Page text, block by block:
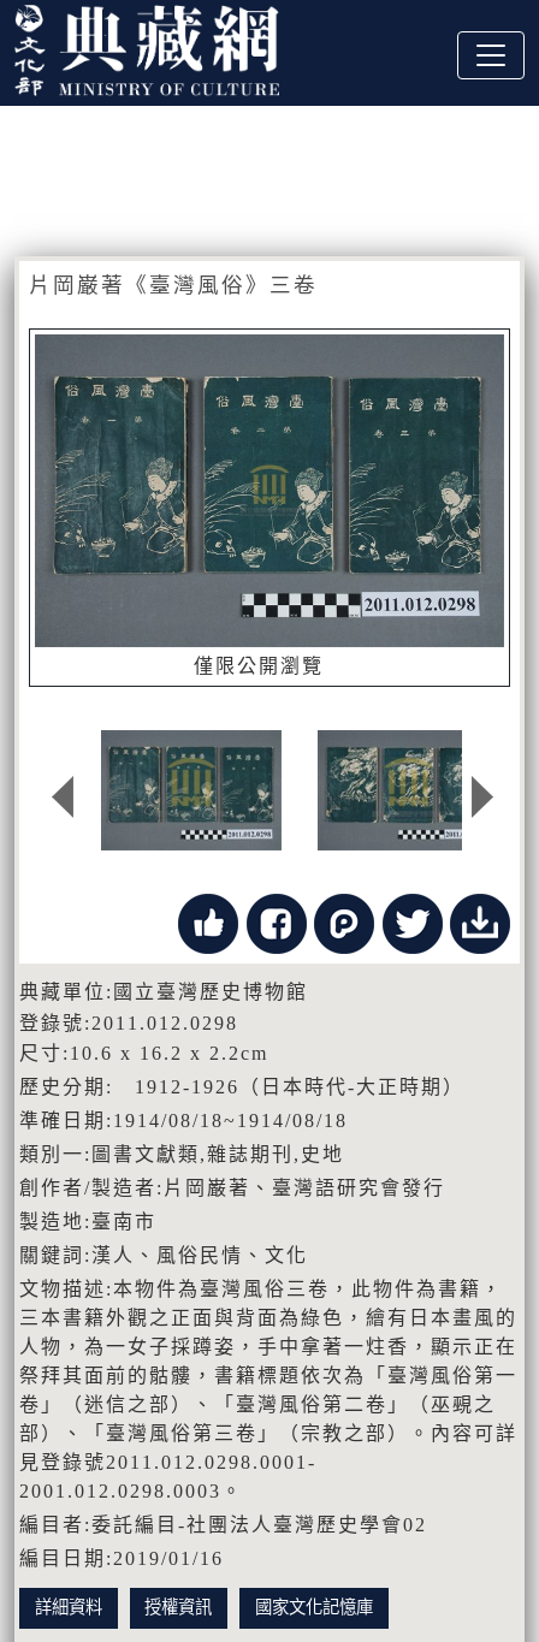
跳到主要內容
:::
片岡巌著《臺灣風俗》三卷
僅限公開瀏覽
典藏單位:國立臺灣歷史博物館
登錄號:2011.012.0298
尺寸:10.6 x 16.2 x 2.2cm
歷史分期: 1912-1926（日本時代-大正時期）
準確日期:1914/08/18~1914/08/18
類別一:圖書文獻類,雜誌期刊,史地
創作者/製造者:片岡巌著、臺灣語研究會發行
製造地:臺南市
關鍵詞:漢人、風俗民情、文化
文物描述:本物件為臺灣風俗三卷，此物件為書籍，
三本書籍外觀之正面與背面為綠色，繪有日本畫風的
人物，為一女子採蹲姿，手中拿著一炷香，顯示正在
祭拜其面前的骷髏，書籍標題依次為「臺灣風俗第一
卷」（迷信之部）、「臺灣風俗第二卷」（巫覡之
部）、「臺灣風俗第三卷」（宗教之部）。內容可詳
見登錄號2011.012.0298.0001-
2001.012.0298.0003。
編目者:委託編目-社團法人臺灣歷史學會02
編目日期:2019/01/16
詳細資料 授權資訊 國家文化記憶庫